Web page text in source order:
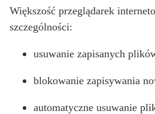
Większość przeglądarek
szczególności:
usuwanie zapisanych
blokowanie zapisywania
automatyczne usuwanie